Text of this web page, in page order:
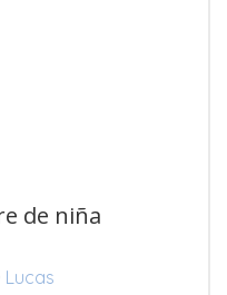
de niña
Lucas